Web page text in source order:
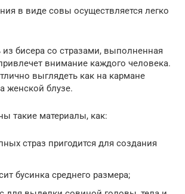
в виде совы осуществляется легко
бисера со стразами, выполненная
внимание каждого человека.
выглядеть как на кармане
женской блузе.
такие материалы, как:
страз пригодится для создания
бусинка среднего размера;